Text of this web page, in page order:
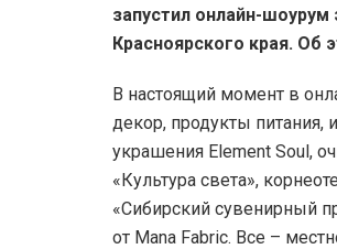
запустил онлайн-
Красноярского края. Об
В настоящий момент в
декор, продукты
украшения Element Soul,
«Культура света»,
«Сибирский сувенирный
от Mana Fabric. Все –